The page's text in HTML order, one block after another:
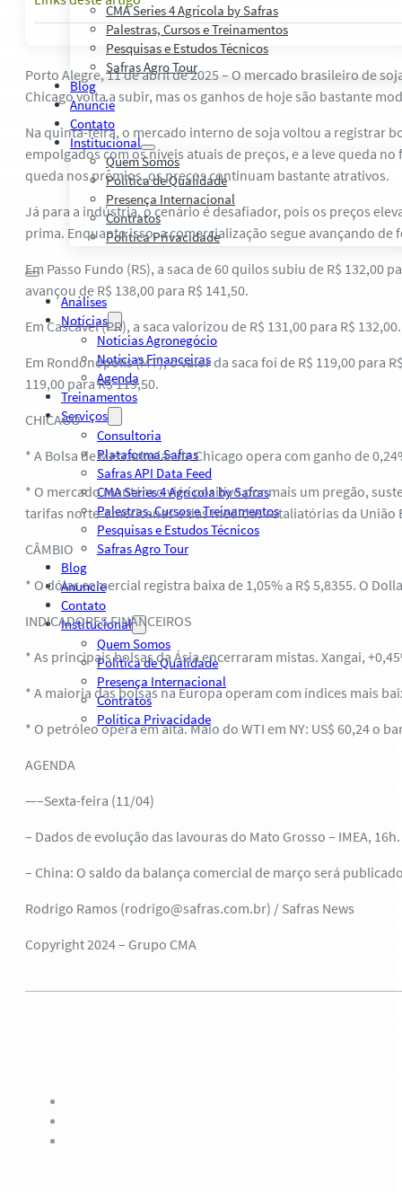
CMA Series 4 Agrícola by Safras
Palestras, Cursos e Treinamentos
Pesquisas e Estudos Técnicos
Safras Agro Tour
Blog
Anuncie
Contato
Institucional
Quem Somos
Política de Qualidade
Presença Internacional
Contratos
Política Privacidade
Análises
Notícias
Notícias Agronegócio
Notícias Financeiras
Agenda
Treinamentos
Serviços
Consultoria
Plataforma Safras
Safras API Data Feed
CMA Series 4 Agrícola by Safras
Palestras, Cursos e Treinamentos
Pesquisas e Estudos Técnicos
Safras Agro Tour
Blog
Anuncie
Contato
Institucional
Quem Somos
Política de Qualidade
Presença Internacional
Contratos
Política Privacidade
Porto Alegre, 11 de abril de 2025 – O mercado brasileiro de
Chicago volta a subir, mas os ganhos de hoje são bastante
Na quinta-feira, o mercado interno de soja voltou a registrar
empolgados com os níveis atuais de preços, e a leve queda
queda nos prêmios, os preços continuam bastante atrativos.
Já para a indústria, o cenário é desafiador, pois os preços
prima. Enquanto isso, a comercialização segue avançando de
Em Passo Fundo (RS), a saca de 60 quilos subiu de R$ 132,00
avançou de R$ 138,00 para R$ 141,50.
Em Cascavel (PR), a saca valorizou de R$ 131,00 para R$
Em Rondonópolis (MT), o valor da saca foi de R$ 119,00 para
119,00 para R$ 119,50.
CHICAGO
* A Bolsa de Mercadorias de Chicago opera com ganho de
* O mercado mantém o viés positivo por mais um pregão,
tarifas norte-americanas e das medidas retaliatórias da
CÂMBIO
* O dólar comercial registra baixa de 1,05% a R$ 5,8355. O
INDICADORES FINANCEIROS
* As principais bolsas da Ásia encerraram mistas. Xangai,
* A maioria das bolsas na Europa operam com índices mais
* O petróleo opera em alta. Maio do WTI em NY: US$ 60,24 o
AGENDA
—–Sexta-feira (11/04)
– Dados de evolução das lavouras do Mato Grosso – IMEA, 16h.
– China: O saldo da balança comercial de março será
Rodrigo Ramos (rodrigo@safras.com.br) / Safras News
Copyright 2024 – Grupo CMA